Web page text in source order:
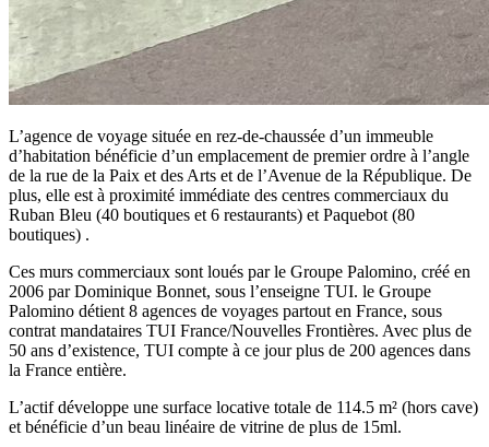
L’agence de voyage située en rez-de-chaussée d’un immeuble
d’habitation bénéficie d’un emplacement de premier ordre à l’angle
de la rue de la Paix et des Arts et de l’Avenue de la République. De
plus, elle est à proximité immédiate des centres commerciaux du
Ruban Bleu (40 boutiques et 6 restaurants) et Paquebot (80
boutiques) .
Ces murs commerciaux sont loués par le Groupe Palomino, créé en
2006 par Dominique Bonnet, sous l’enseigne TUI. le Groupe
Palomino détient 8 agences de voyages partout en France, sous
contrat mandataires TUI France/Nouvelles Frontières. Avec plus de
50 ans d’existence, TUI compte à ce jour plus de 200 agences dans
la France entière.
L’actif développe une surface locative totale de 114.5 m² (hors cave)
et bénéficie d’un beau linéaire de vitrine de plus de 15ml.